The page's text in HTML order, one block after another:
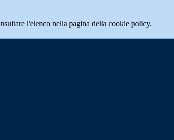
l'elenco nella pagina della cookie policy.